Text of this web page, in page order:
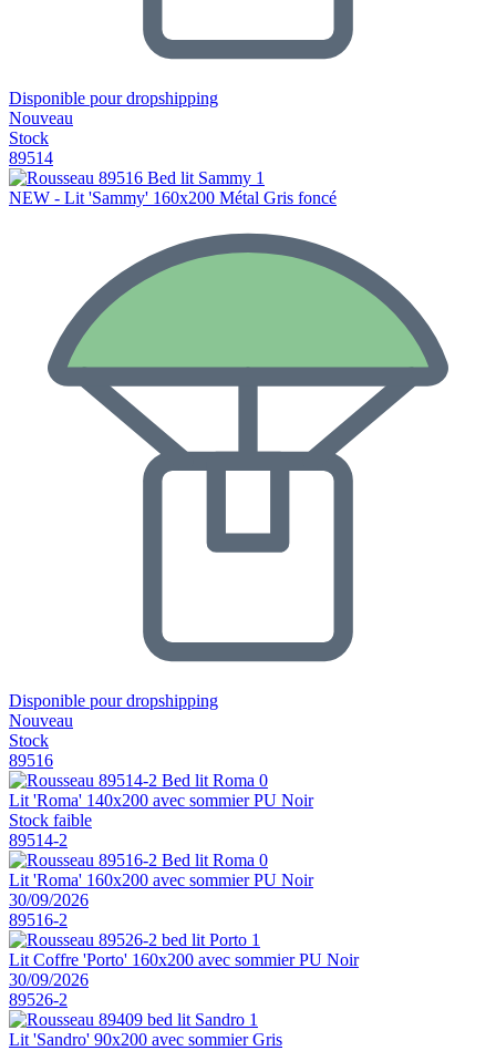
Disponible pour dropshipping
Nouveau
Stock
89514
NEW - Lit 'Sammy' 160x200 Métal Gris foncé
Disponible pour dropshipping
Nouveau
Stock
89516
Lit 'Roma' 140x200 avec sommier PU Noir
Stock faible
89514-2
Lit 'Roma' 160x200 avec sommier PU Noir
30/09/2026
89516-2
Lit Coffre 'Porto' 160x200 avec sommier PU Noir
30/09/2026
89526-2
Lit 'Sandro' 90x200 avec sommier Gris